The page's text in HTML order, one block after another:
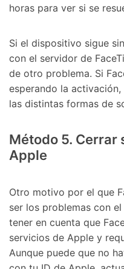
horas para ver si se
󠀰Si el dispositivo sigue
con el servidor de
de otro problema.󠀲󠀩󠀠󠀥󠀦󠀩󠀤󠀨󠀳󠀰 Si
esperando la
las distintas formas de
󠀰Método 5.󠀲󠀩󠀠󠀥󠀦󠀩󠀥󠀠󠀳󠀰 Cerrar
Apple󠀲󠀩󠀠󠀥󠀦󠀩󠀥󠀡󠀳
󠀰Otro motivo por el que
ser los problemas con
tener en cuenta que
servicios de Apple y
Aunque puede que no